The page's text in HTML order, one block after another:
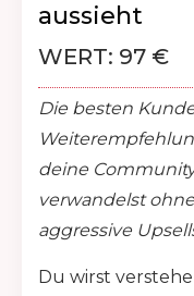
aussieht
WERT: 97 €
Die besten
deine
verwandelst
aggressive
Du wirst